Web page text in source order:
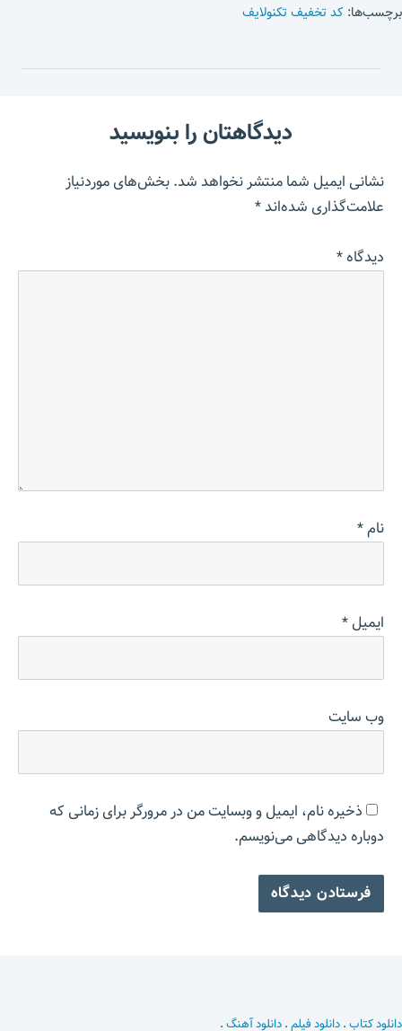
برچسب‌ها: کد تخفیف تکنولایف
دیدگاهتان را بنویسید
نشانی ایمیل شما منتشر نخواهد شد.بخش‌های موردنیاز
علامت‌گذاری شده‌اند*
دیدگاه*
نام*
ایمیل*
وب‌ سایت
ذخیره نام، ایمیل و وبسایت من در مرورگر برای زمانی که
دوباره دیدگاهی می‌نویسم.
دانلود کتاب.دانلود فیلم.دانلود آهنگ.